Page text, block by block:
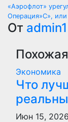
по
«Аэрофлот»
Операция»С»,
От admin1
Экономика
Что
Июн 15, 2026